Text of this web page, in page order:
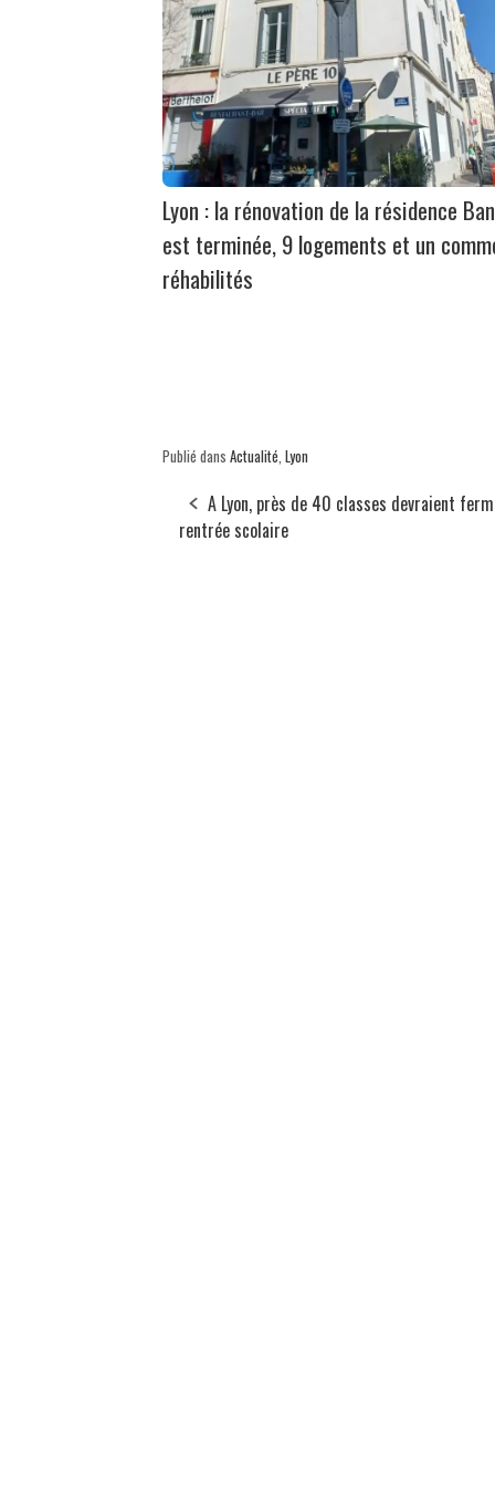
Lyon : la rénovation de la résidence
est terminée, 9 logements et un
réhabilités
Publié dans Actualité Lyon
A Lyon, près de 40 classes devraient
rentrée scolaire